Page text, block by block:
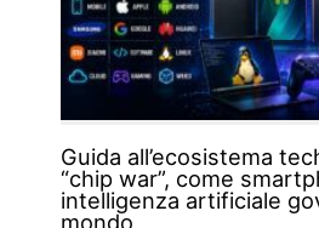
Guida all’ecosistema
“chip war”, come
intelligenza artificiale
mondo